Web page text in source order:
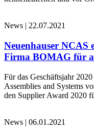
News | 22.07.2021
Neuenhauser NCAS
Firma BOMAG für
Für das Geschäftsjahr
Assemblies and Systems
den Supplier Award 2020
News | 06.01.2021